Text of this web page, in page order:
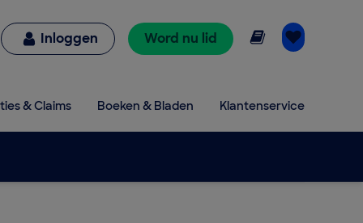
Inloggen Word nu lid Online lezen
& Claims Boeken & Bladen Klantenservice